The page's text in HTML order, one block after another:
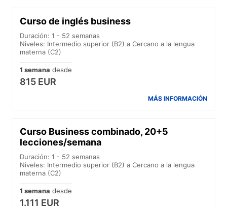
Curso de inglés business
Duración: 1 - 52 semanas
Niveles: Intermedio superior (B2) a Cercano a la lengua
materna (C2)
1 semana desde
815 EUR
MÁS INFORMACIÓN
Curso Business combinado, 20+5
lecciones/semana
Duración: 1 - 52 semanas
Niveles: Intermedio superior (B2) a Cercano a la lengua
materna (C2)
1 semana desde
1.111 EUR